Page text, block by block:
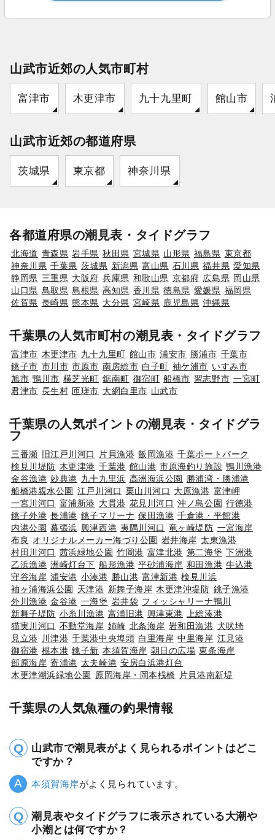
山武市近郊の人気市町村
富津市 木更津市 九十九里町 館山市
山武市近郊の都道府県
茨城県 東京都 神奈川県
各都道府県の潮見表・タイドグラフ
北海道 青森県 岩手県 秋田県 宮城県 山形県 福島県 東京都
神奈川県 千葉県 茨城県 新潟県 富山県 石川県 福井県 愛知県
静岡県 三重県 大阪府 兵庫県 和歌山県 京都府 広島県 岡山県
山口県 鳥取県 島根県 高知県 香川県 徳島県 愛媛県 福岡県
佐賀県 長崎県 熊本県 大分県 宮崎県 鹿児島県 沖縄県
千葉県の人気市町村の潮見表・タイドグラフ
富津市 木更津市 九十九里町 館山市 浦安市 勝浦市 千葉市
銚子市 市川市 市原市 南房総市 白子町 袖ケ浦市 いすみ市
旭市 鴨川市 横芝光町 鋸南町 御宿町 船橋市 習志野市 一宮町
君津市 長生村 匝瑳市 大網白里市 山武市
千葉県の人気ポイントの潮見表・タイドグラ
フ
三番瀬 旧江戸川河口 片貝漁港 飯岡漁港 千葉ポートパーク
検見川堤防 木更津港 千葉港 館山港 市原海釣り施設 鴨川漁港
金谷漁港 妙典港 九十九里浜 高洲海浜公園 勝浦湾・勝浦港
船橋港親水公園 江戸川河口 栗山川河口 大原漁港 富津岬
一宮川河口 富浦新港 大貫港 花見川河口 沖ノ島公園 行徳港
銚子外港 長浦港 銚子マリーナ 保田漁港 千倉港・平館港
内港公園 幕張浜 興津西港 夷隅川河口 竜ヶ崎堤防 一宮海岸
布良 オリジナルメーカー海づり公園 岩井海岸 太東漁港
村田川河口 茜浜緑地公園 竹岡港 富津北港 第二海堡 下洲港
乙浜漁港 洲崎灯台下 船形漁港 平砂浦海岸 和田漁港 牛込港
守谷海岸 浦安港 小湊港 勝山港 富津新港 検見川浜
袖ヶ浦海浜公園 天津港 新舞子海岸 木更津沖堤防 銚子漁港
外川漁港 金谷港 一海堡 岩井袋 フィッシャリーナ鴨川
新舞子堤防 小糸川漁港 富浦旧港 興津東港
上総湊港
猫実川河口 不動堂海岸 姉崎 北条海岸 岩和田漁港 犬吠埼
見立港
川津港 千葉港中央埠頭 白里海岸 中里海岸 江見港
御宿港 根本港 銚子新 本須賀海岸 朝日の広場 東条海岸
部原海岸 寄浦港 太夫崎港 安房白浜港灯台
木更津潮浜緑地公園
原岡海岸・岡本桟橋 片貝港南新堤
千葉県の人気魚種の釣果情報
山武市で潮見表がよく見られるポイントはどこ
ですか？
本須賀海岸がよく見られています。
潮見表やタイドグラフに表示されている大潮や
小潮とは何ですか？